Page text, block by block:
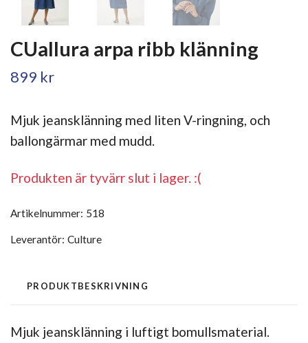
CUallura arpa ribb klänning
899 kr
Mjuk jeansklänning med liten V-ringning, och
ballongärmar med mudd.
Produkten är tyvärr slut i lager. :(
Artikelnummer: 518
Leverantör: Culture
PRODUKTBESKRIVNING
Mjuk jeansklänning i luftigt bomullsmaterial.